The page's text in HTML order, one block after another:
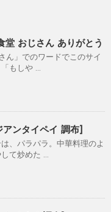
堂 おじさん ありがとう
ん」でのワードでこのサイ
もしや ...
ンタイペイ 調布]
、パラパラ。中華料理のよ
て炒めた ...